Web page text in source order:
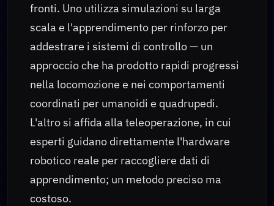
fronti. Uno utilizza simulazioni su larga
scala e l'apprendimento per rinforzo per
addestrare i sistemi di controllo — un
approccio che ha prodotto rapidi progressi
nella locomozione e nei comportamenti
coordinati per umanoidi e quadrupedi.
L'altro si affida alla teleoperazione, in cui
esperti guidano direttamente l'hardware
robotico reale per raccogliere dati di
apprendimento; un metodo preciso ma
costoso.